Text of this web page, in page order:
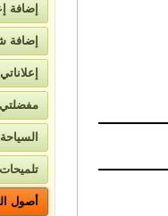
إضافة
إضافة
إعلاناتي
مفضلتي
السياحة
أصول